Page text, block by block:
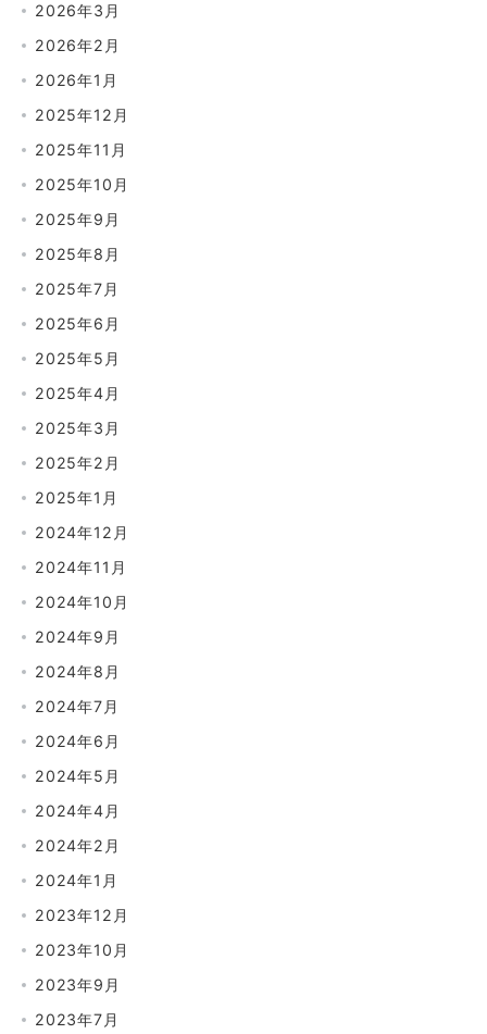
2026年3月
2026年2月
2026年1月
2025年12月
2025年11月
2025年10月
2025年9月
2025年8月
2025年7月
2025年6月
2025年5月
2025年4月
2025年3月
2025年2月
2025年1月
2024年12月
2024年11月
2024年10月
2024年9月
2024年8月
2024年7月
2024年6月
2024年5月
2024年4月
2024年2月
2024年1月
2023年12月
2023年10月
2023年9月
2023年7月